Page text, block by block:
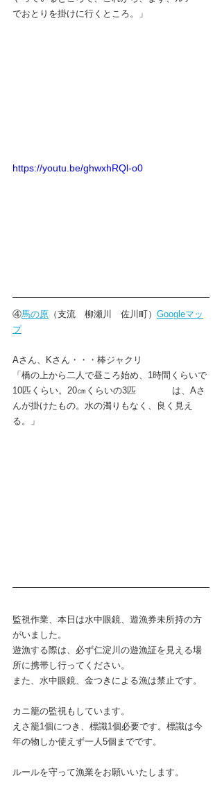
でおとりを掛けに行くところ。」
https://youtu.be/ghwxhRQl-o0
④馬の原 （支流　柳瀬川　佐川町） Googleマッ
プ
Aさん、Kさん・・・棒ジャクリ
「橋の上から二人で昼ころ始め、1時間くらいで
10匹くらい。20㎝くらいの3匹　　　　は、Aさ
んが掛けたもの。水の濁りもなく、良く見え
る。」
監視作業、本日は水中眼鏡、遊漁券未所持の方
がいました。
遊漁する際は、必ず仁淀川の遊漁証を見える場
所に携帯し行ってください。
また、水中眼鏡、金つきによる漁は禁止です。
カニ籠の監視もしています。
えさ籠1個につき、標識1個必要です。標識は今
年の物しか使えず一人5個までです。
ルールを守って漁業をお願いいたします。